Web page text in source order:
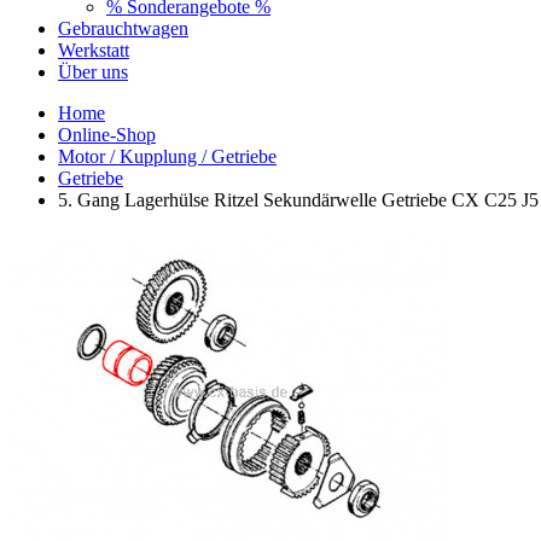
% Sonderangebote %
Gebrauchtwagen
Werkstatt
Über uns
Home
Online-Shop
Motor / Kupplung / Getriebe
Getriebe
5. Gang Lagerhülse Ritzel Sekundärwelle Getriebe CX C25